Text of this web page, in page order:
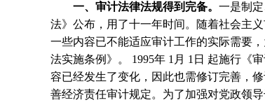
一、审计法律法规得到完备。 一是制
法》公布，用了十一年时间。随着社会主
一些内容已不能适应审计工作的实际需要
法实施条例》。 1995年 1 月 1 日 起施行《
容已经发生了变化，因此也需修订完善，
善经济责任审计规定。为了加强对党政领